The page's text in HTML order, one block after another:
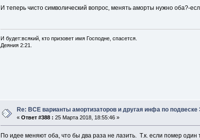
И теперь чисто символический вопрос, менять аморты нужно оба?-
И будет:всякий, кто призовет имя Господне, спасется.
Деяния 2:21.
Re: ВСЕ варианты амортизаторов и другая инфа по
« Ответ #388 : 25 Марта 2018, 18:55:46 »
По идее меняют оба, что бы два раза не лазить. Т.к. если помер